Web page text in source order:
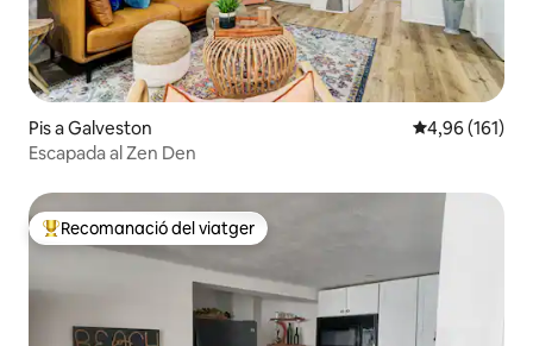
Pis a Galveston 4,96 de
4,96 (161)
Escapada al Zen Den
Principals recomanacions dels viatgers
Recomanació del viatger